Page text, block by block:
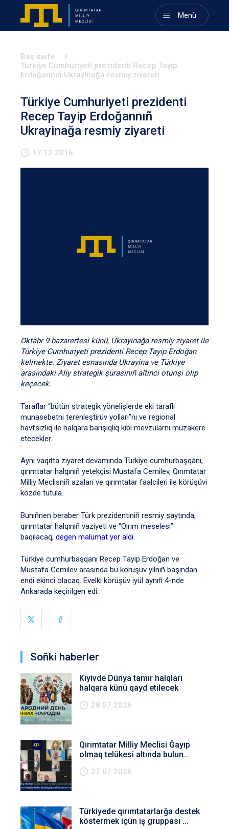
Menü
Baş saife
Türkiye Cumhuriyeti prezidenti Recep Tayip
Erdoğannıñ Ukrayinağa resmiy ziyareti
Türkiye Cumhuriyeti prezidenti
Recep Tayip Erdoğannıñ
Ukrayinağa resmiy ziyareti
17.12.2016
Oktâbr 9 bazarertesi künü, Ukrayinağa resmiy ziyaret ile
Türkiye Cumhuriyeti prezidenti Recep Tayip Erdoğan
kelmekte. Ziyaret esnasında Ukrayina ve Türkiye
arasındaki Aliy strategik şurasınıñ altıncı oturışı olıp
keçecek.
Taraflar “bütün strategik yönelişlerde eki taraflı
munasebetni terenleştirüv yolları”nı ve regional
havfsızlıq ile halqara barışıqlıq kibi mevzularnı muzakere
etecekler.
Aynı vaqıtta ziyaret devamında Türkiye cumhurbaşqanı,
qırımtatar halqınıñ yetekçisi Mustafa Cemilev, Qırımtatar
Milliy Meclisniñ azaları ve qırımtatar faalcileri ile körüşüvi
közde tutula.
Bunıñnen beraber Türk prezidentiniñ resmiy saytında,
qırımtatar halqınıñ vaziyeti ve “Qırım meselesi”
baqılacaq, degen malümat yer aldı.
Türkiye cumhurbaşqanı Recep Tayip Erdoğan ve
Mustafa Cemilev arasında bu körüşüv yılnıñ başından
endi ekinci olacaq. Evelki körüşüv iyül aynıñ 4-nde
Ankarada keçirilgen edi.
Soñki haberler
Kıyivde Dünya tamır halqları
halqara künü qayd etilecek
28.07.2026
Qırımtatar Milliy Meclisi Ğayıp
olmaq telükesi altında bulun...
27.07.2026
Türkiyede qırımtatarlarğa destek
köstermek içün iş gruppası ...